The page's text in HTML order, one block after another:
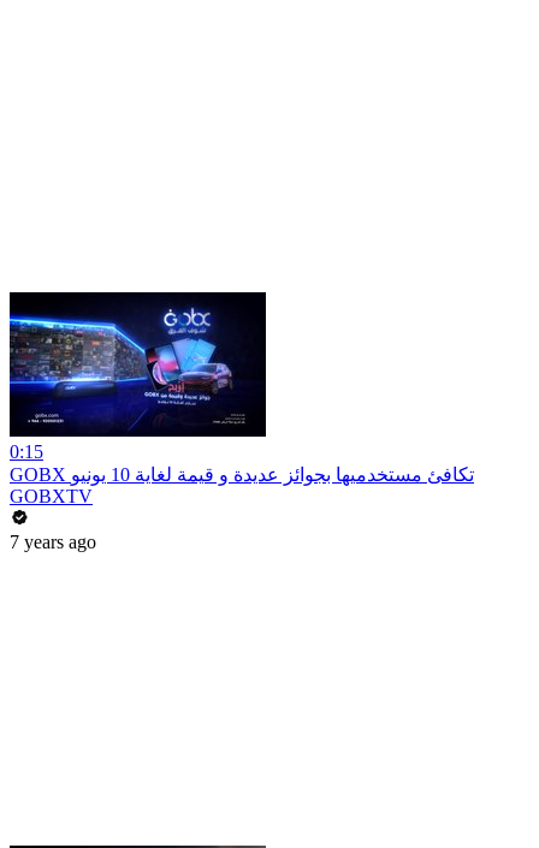
0:15
GOBX تكافئ مستخدميها بجوائز عديدة و قيمة لغاية 10 يونيو
GOBXTV
7 years ago